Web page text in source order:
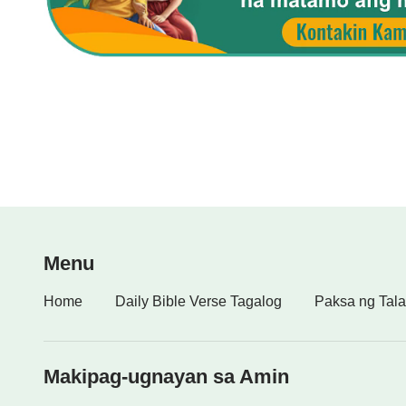
Menu
Home Daily Bible Verse Tagalog Paksa ng
Makipag-ugnayan sa Amin